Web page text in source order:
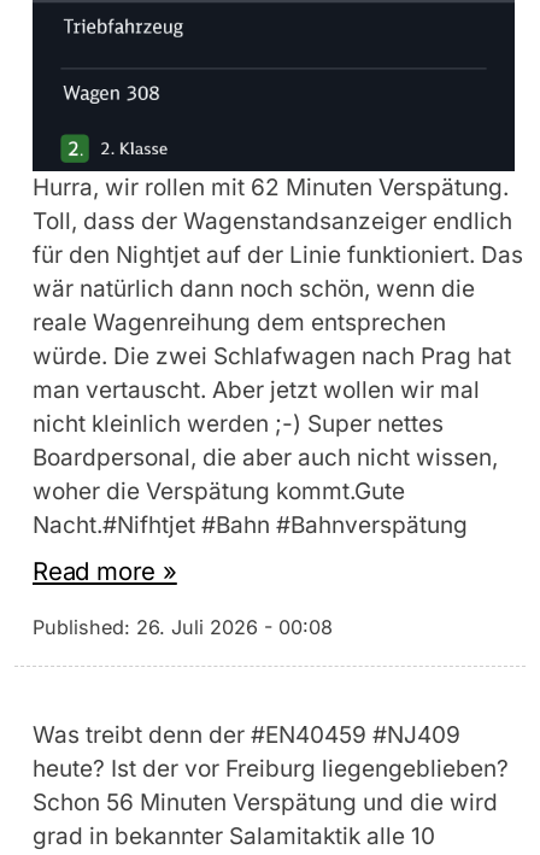
Hurra, wir rollen mit 62 Minuten Verspätung.
Toll, dass der Wagenstandsanzeiger endlich
für den Nightjet auf der Linie funktioniert. Das
wär natürlich dann noch schön, wenn die
reale Wagenreihung dem entsprechen
würde. Die zwei Schlafwagen nach Prag hat
man vertauscht. Aber jetzt wollen wir mal
nicht kleinlich werden ;-) Super nettes
Boardpersonal, die aber auch nicht wissen,
woher die Verspätung kommt.Gute
Nacht.#Nifhtjet #Bahn #Bahnverspätung
Read more »
Published: 26. Juli 2026 - 00:08
Was treibt denn der #EN40459 #NJ409
heute? Ist der vor Freiburg liegengeblieben?
Schon 56 Minuten Verspätung und die wird
grad in bekannter Salamitaktik alle 10